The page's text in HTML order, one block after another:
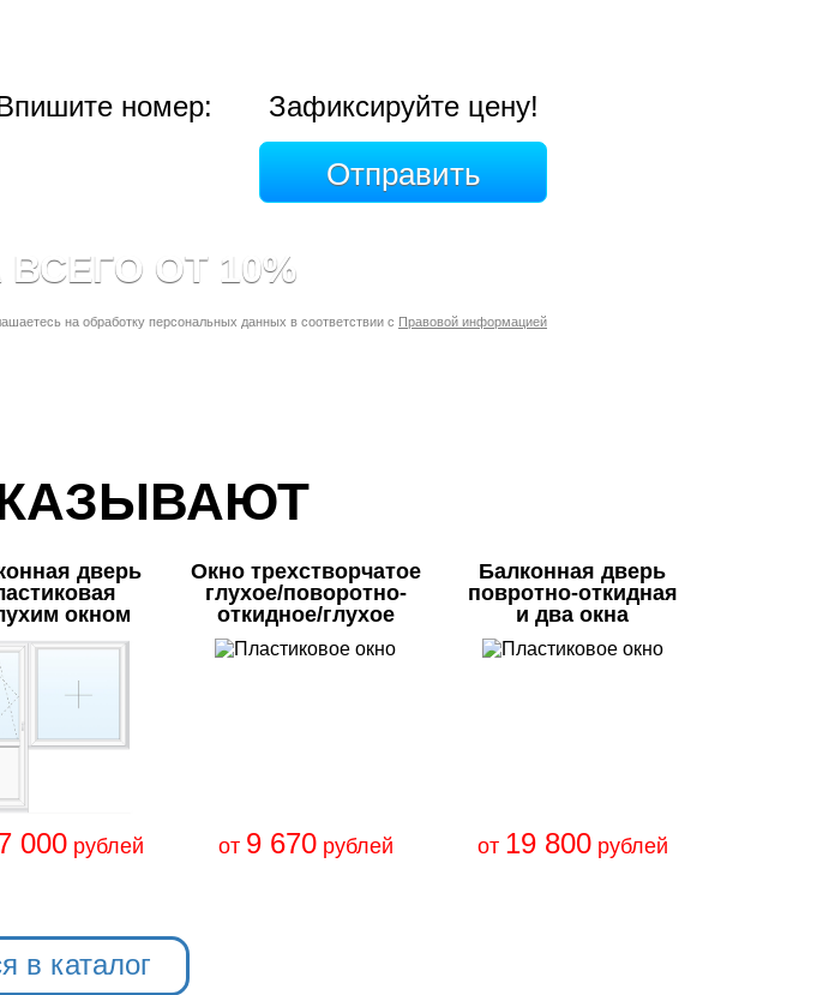
номер: Зафиксируйте цену!
ОТ 10%
на обработку персональных данных в соответствии с Правовой информацией
дверь
окном
000рублей
Окно трехстворчатое
глухое/поворотно-
откидное/глухое
от 9 670рублей
Балконная дверь
повротно-откидная
и два окна
от 19 800рублей
в каталог